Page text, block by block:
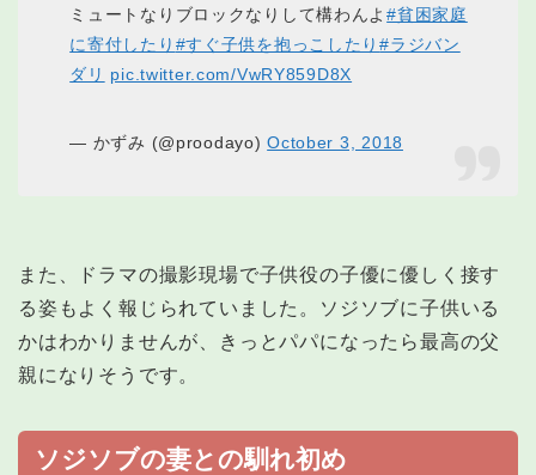
ミュートなりブロックなりして構わんよ#貧困家庭
に寄付したり #すぐ子供を抱っこしたり#ラジバン
ダリ pic.twitter.com/VwRY859D8X
— かずみ (@proodayo)October 3, 2018
また、ドラマの撮影現場で子供役の子優に優しく接す
る姿もよく報じられていました。ソジソブに子供いる
かはわかりませんが、きっとパパになったら最高の父
親になりそうです。
ソジソブの妻との馴れ初め